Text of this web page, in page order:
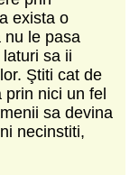
exista o
nu le pasa
sa ii
Ştiti cat de
prin nici un fel
sa devina
necinstiti,